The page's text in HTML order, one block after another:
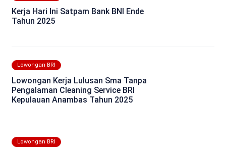
Kerja Hari Ini Satpam Bank BNI Ende
Tahun 2025
Lowongan BRI
Lowongan Kerja Lulusan Sma Tanpa
Pengalaman Cleaning Service BRI
Kepulauan Anambas Tahun 2025
Lowongan BRI